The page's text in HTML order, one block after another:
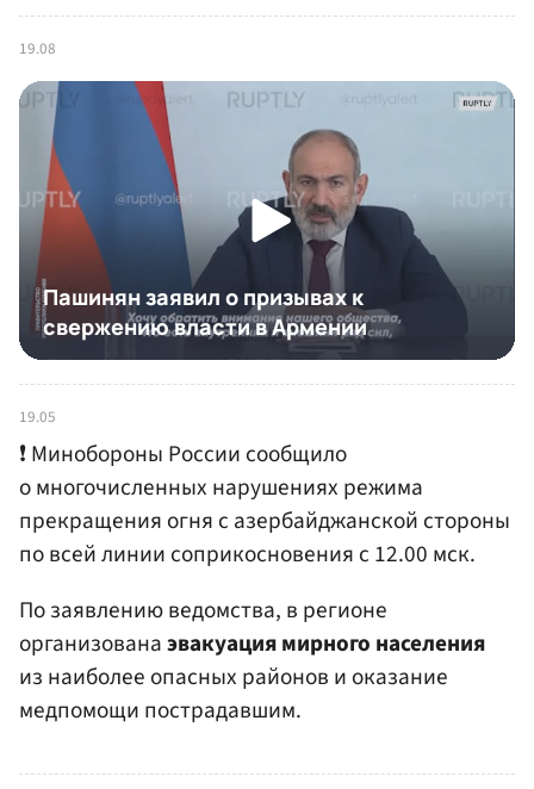
19.08
19.05
❗️ Минобороны России сообщило
о многочисленных нарушениях режима
прекращения огня с азербайджанской стороны
по всей линии соприкосновения с 12.00 мск.
По заявлению ведомства, в регионе
организованаэвакуация мирного населения
из наиболее опасных районов и оказание
медпомощи пострадавшим.